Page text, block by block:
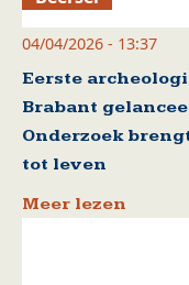
04/04/2026 - 13:37
Eerste
Brabant
Onderzoek
tot leven
Meer lezen